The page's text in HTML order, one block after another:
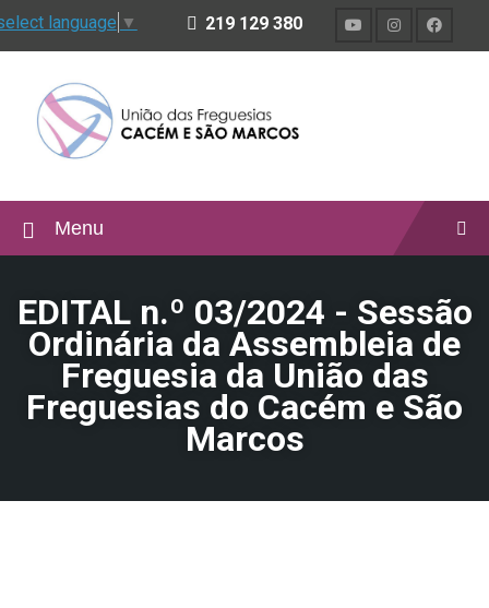
language ▼ 219 129 380
Menu
EDITAL n.º 03/2024 - Sessão
Ordinária da Assembleia de
Freguesia da União das
Freguesias do Cacém e São
Marcos